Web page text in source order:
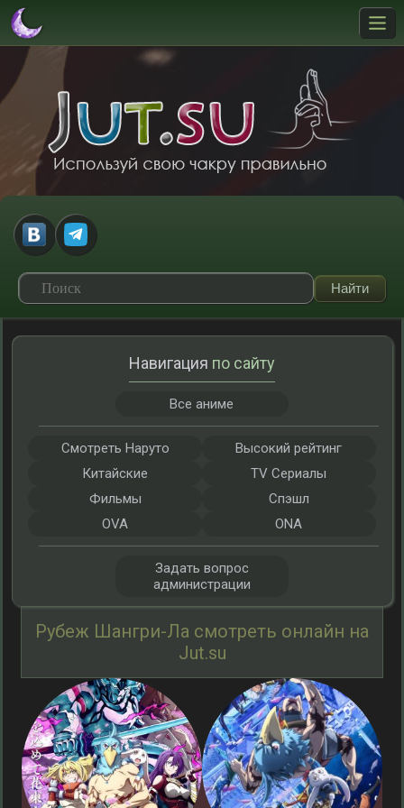
Рубеж Шангри-Ла смотреть онлайн на
Jut.su
Навигация по сайту
Все аниме
Смотреть Наруто
Высокий рейтинг
Китайские
TV Сериалы
Фильмы
Спэшл
OVA
ONA
Задать вопрос
администрации